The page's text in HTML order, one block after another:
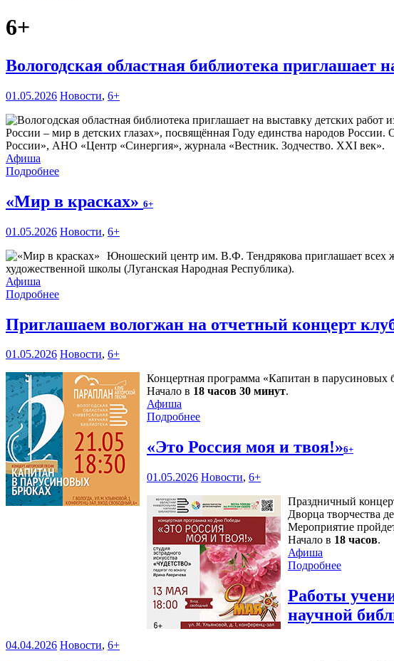
6+
Вологодская областная библиотека приглашает
01.05.2026 Новости, 6+
России – мир в детских глазах», посвящённая Году единства народов
России», АНО «Центр «Синергия», журнала «Вестник. Зодчество. XXI век».
Афиша
Подробнее
«Мир в красках» 6+
01.05.2026 Новости, 6+
Юношеский центр им. В.Ф. Тендрякова приглашает всех
художественной школы (Луганская Народная Республика).
Афиша
Подробнее
Приглашаем вологжан на отчетный концерт
01.05.2026 Новости, 6+
Концертная программа «Капитан в парусиновых
Начало в 18 часов 30 минут.
Афиша
Подробнее
«Это Россия моя и твоя!»6+
01.05.2026 Новости, 6+
Праздничный
Дворца творчества
Мероприятие
Начало в 18 часов.
Афиша
Подробнее
Работы
научной
04.04.2026 Новости, 6+